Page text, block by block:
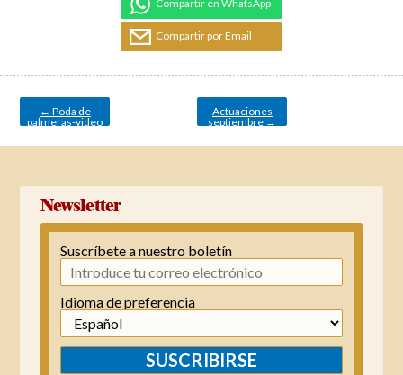
Compartir en WhatsApp
Compartir por Email
Navegación
entradas
← Poda de
palmeras-video
Actuaciones
septiembre →
Newsletter
Suscríbete a nuestro boletín
Idioma de preferencia
SUSCRIBIRSE